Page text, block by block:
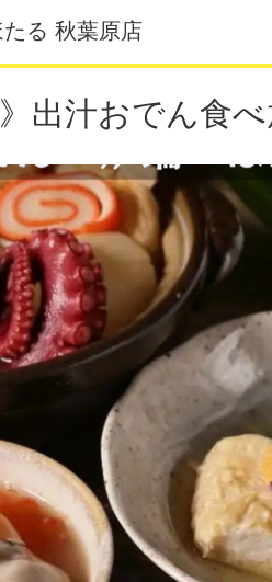
る 秋葉原店
》出汁おでん食